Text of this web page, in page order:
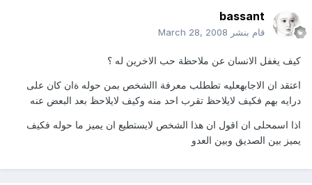
bassant
قام بنشر March 28, 2008
كيف يغفل الانسان عن ملاحظة حب الاخرين له ؟
اعتقد ان الاجابهعليه تططلب معرفة االشخص بمن حوله ةان كان على
درايه بهم فكيف لايلاحظ تقرب احد منه وكيف لايلاحظ بعد البعض عنه
اذا اسمحلى ان اقول ان هذا الشخص لايستطيع ان يميز ما حوله فكيف
يميز بين الصديق وبين العدو